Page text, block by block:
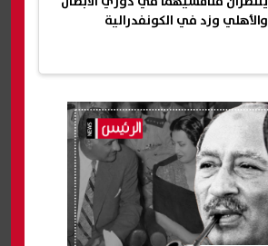
والأهلي وزد في الكونفدرالية